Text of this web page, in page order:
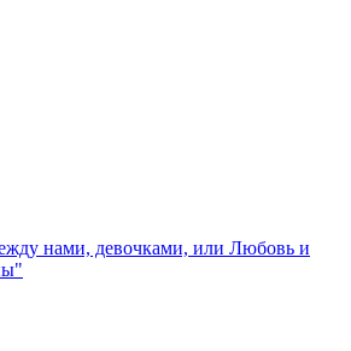
нами, девочками, или Любовь и